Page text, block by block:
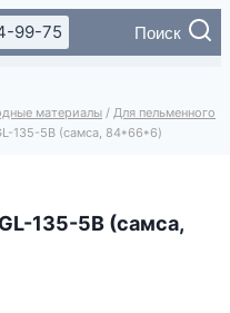
99-75 Поиск
материалы / Для пельменного
135-5B (самса, 84*66*6)
135-5B (самса,